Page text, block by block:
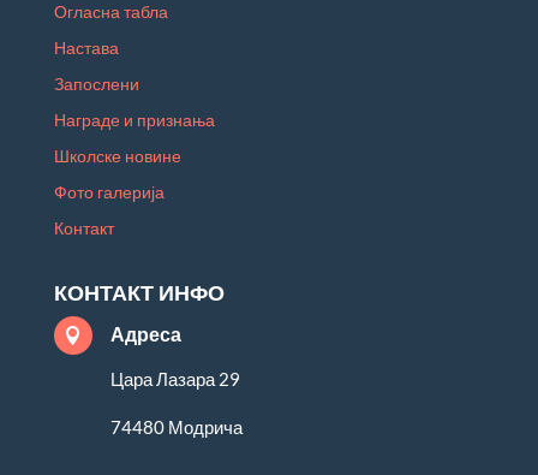
Огласна табла
Настава
Запослени
Награде и признања
Школске новине
Фото галерија
Контакт
КОНТАКТ ИНФО
 Адреса
Цара Лазара 29
74480 Модрича